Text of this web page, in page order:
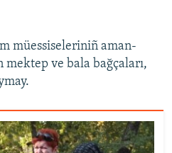
müessiseleriniñ aman-
mektep ve bala bağçaları,